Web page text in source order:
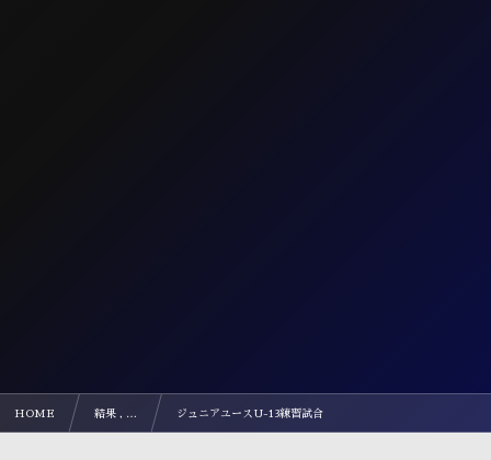
HOME 結果 , … ジュニアユースU-13練習試合